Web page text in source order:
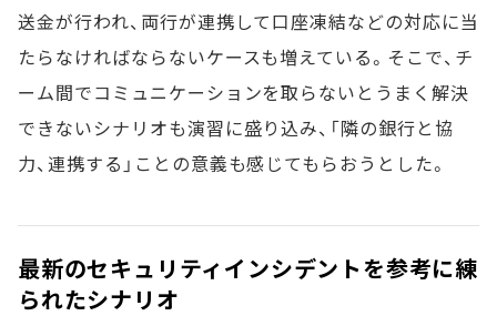
送金が行われ、両行が連携して口座凍結などの対応に当
たらなければならないケースも増えている。そこで、チ
ーム間でコミュニケーションを取らないとうまく解決
できないシナリオも演習に盛り込み、「隣の銀行と協
力、連携する」ことの意義も感じてもらおうとした。
最新のセキュリティインシデントを参考に練
られたシナリオ